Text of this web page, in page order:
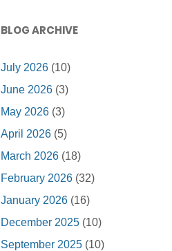
BLOG ARCHIVE
July 2026 (10)
June 2026 (3)
May 2026 (3)
April 2026 (5)
March 2026 (18)
February 2026 (32)
January 2026 (16)
December 2025 (10)
September 2025 (10)